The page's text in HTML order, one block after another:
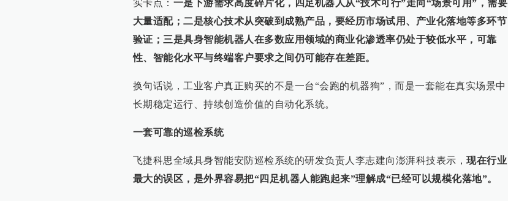
实卡点： 一是下游需求高度碎片化，四足机器人从“技术可行”走向“场景可用”，需要
大量适配；二是核心技术从突破到成熟产品，要经历市场试用、产业化落地等多环节
验证；三是具身智能机器人在多数应用领域的商业化渗透率仍处于较低水平，可靠
性、智能化水平与终端客户要求之间仍可能存在差距。
换句话说，工业客户真正购买的不是一台“会跑的机器狗”，而是一套能在真实场景中
长期稳定运行、持续创造价值的自动化系统。
一套可靠的巡检系统
飞捷科思全域具身智能安防巡检系统的研发负责人李志建向澎湃科技表示， 现在行业
最大的误区，是外界容易把“四足机器人能跑起来”理解成“已经可以规模化落地”。